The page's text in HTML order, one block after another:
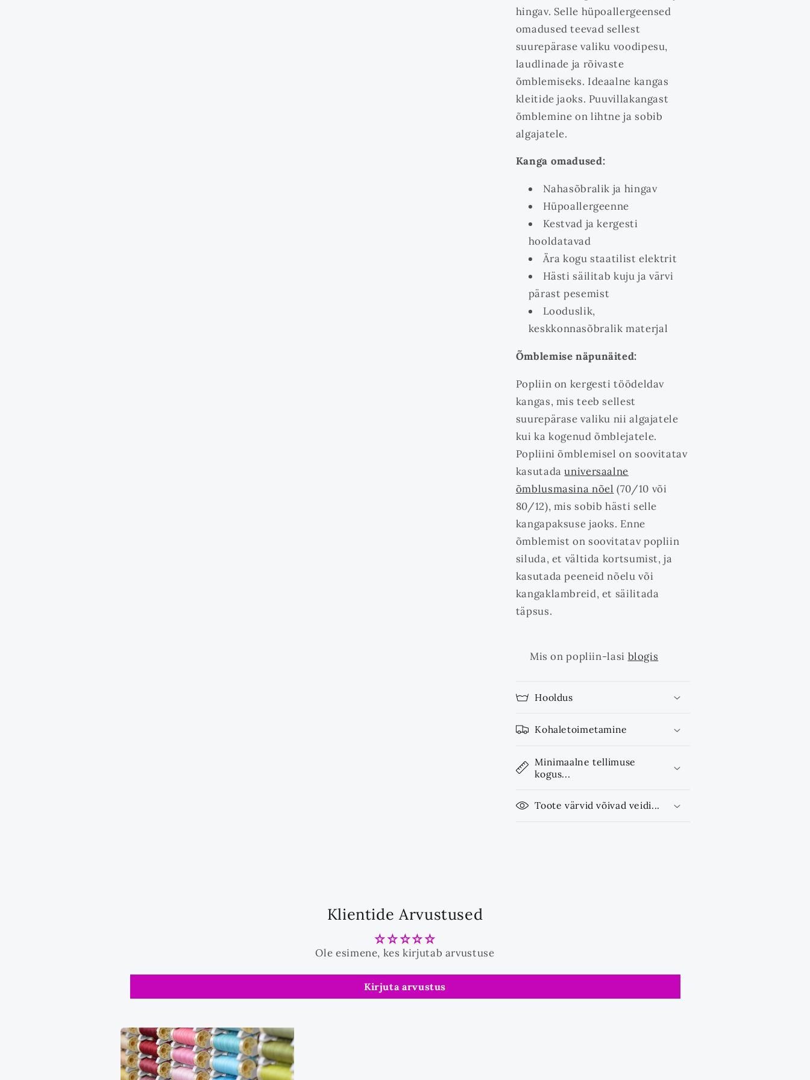
hingav. Selle hüpoallergeensed
omadused teevad sellest
suurepärase valiku voodipesu,
laudlinade ja rõivaste
õmblemiseks. Ideaalne kangas
kleitide jaoks. Puuvillakangast
õmblemine on lihtne ja sobib
algajatele.
Kanga omadused:
Nahasõbralik ja hingav
Hüpoallergeenne
Kestvad ja kergesti
hooldatavad
Ära kogu staatilist elektrit
Hästi säilitab kuju ja värvi
pärast pesemist
Looduslik,
keskkonnasõbralik materjal
Õmblemise näpunäited:
Popliin on kergesti töödeldav
kangas, mis teeb sellest
suurepärase valiku nii algajatele
kui ka kogenud õmblejatele.
Popliini õmblemisel on soovitatav
kasutadauniversaalne
õmblusmasina nõel (70/10 või
80/12), mis sobib hästi selle
kangapaksuse jaoks. Enne
õmblemist on soovitatav popliin
siluda, et vältida kortsumist, ja
kasutada peeneid nõelu või
kangaklambreid, et säilitada
täpsus.
Mis on popliin-lasi blogis
Hooldus
Kohaletoimetamine
Minimaalne tellimuse
kogus...
Toote värvid võivad veidi...
Klientide Arvustused
Ole esimene, kes kirjutab arvustuse
Kirjuta arvustus